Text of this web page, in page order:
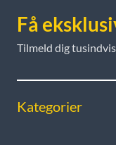
Få
Tilmeld dig
Kategorier